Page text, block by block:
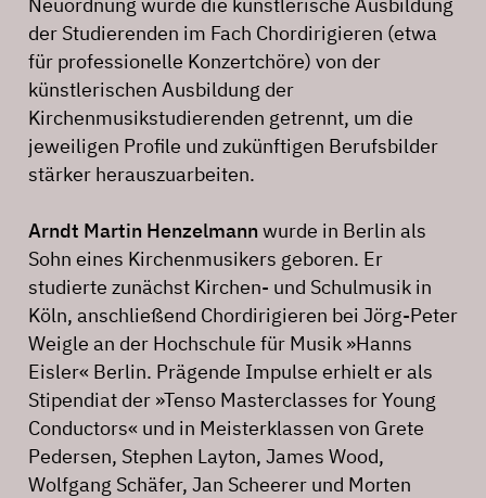
der Studierenden im Fach Chordirigieren (etwa
für professionelle Konzertchöre) von der
künstlerischen Ausbildung der
Kirchenmusikstudierenden getrennt, um die
jeweiligen Profile und zukünftigen Berufsbilder
stärker herauszuarbeiten.
Arndt Martin Henzelmannwurde in Berlin als
Sohn eines Kirchenmusikers geboren. Er
studierte zunächst Kirchen- und Schulmusik in
Köln, anschließend Chordirigieren bei Jörg-Peter
Weigle an der Hochschule für Musik »Hanns
Eisler« Berlin. Prägende Impulse erhielt er als
Stipendiat der »Tenso Masterclasses for Young
Conductors« und in Meisterklassen von Grete
Pedersen, Stephen Layton, James Wood,
Wolfgang Schäfer, Jan Scheerer und Morten